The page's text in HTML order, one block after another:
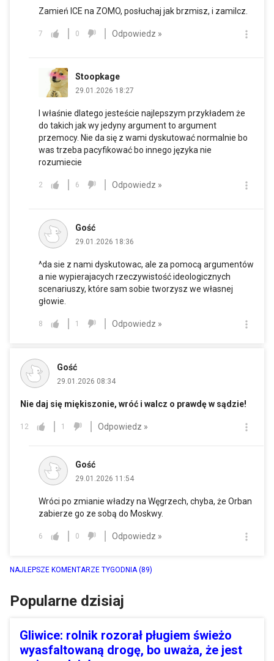
Zamień ICE na ZOMO, posłuchaj jak brzmisz, i zamilcz.
7 0 Odpowiedz »
Stoopkage
29.01.2026 18:27
I właśnie dlatego jesteście najlepszym przykładem że
do takich jak wy jedyny argument to argument
przemocy. Nie da się z wami dyskutować normalnie bo
was trzeba pacyfikować bo innego języka nie
rozumiecie
2 6 Odpowiedz »
Gość
29.01.2026 18:36
^da sie z nami dyskutowac, ale za pomocą argumentów
a nie wypierajacych rzeczywistość ideologicznych
scenariuszy, które sam sobie tworzysz we własnej
głowie.
8 1 Odpowiedz »
Gość
29.01.2026 08:34
Nie daj się miękiszonie, wróć i walcz o prawdę w sądzie!
12 1 Odpowiedz »
Gość
29.01.2026 11:54
Wróci po zmianie władzy na Węgrzech, chyba, że Orban
zabierze go ze sobą do Moskwy.
6 0 Odpowiedz »
NAJLEPSZE KOMENTARZE TYGODNIA(89)
Popularne dzisiaj
Gliwice: rolnik rozorał pługiem świeżo
wyasfaltowaną drogę, bo uważa, że jest